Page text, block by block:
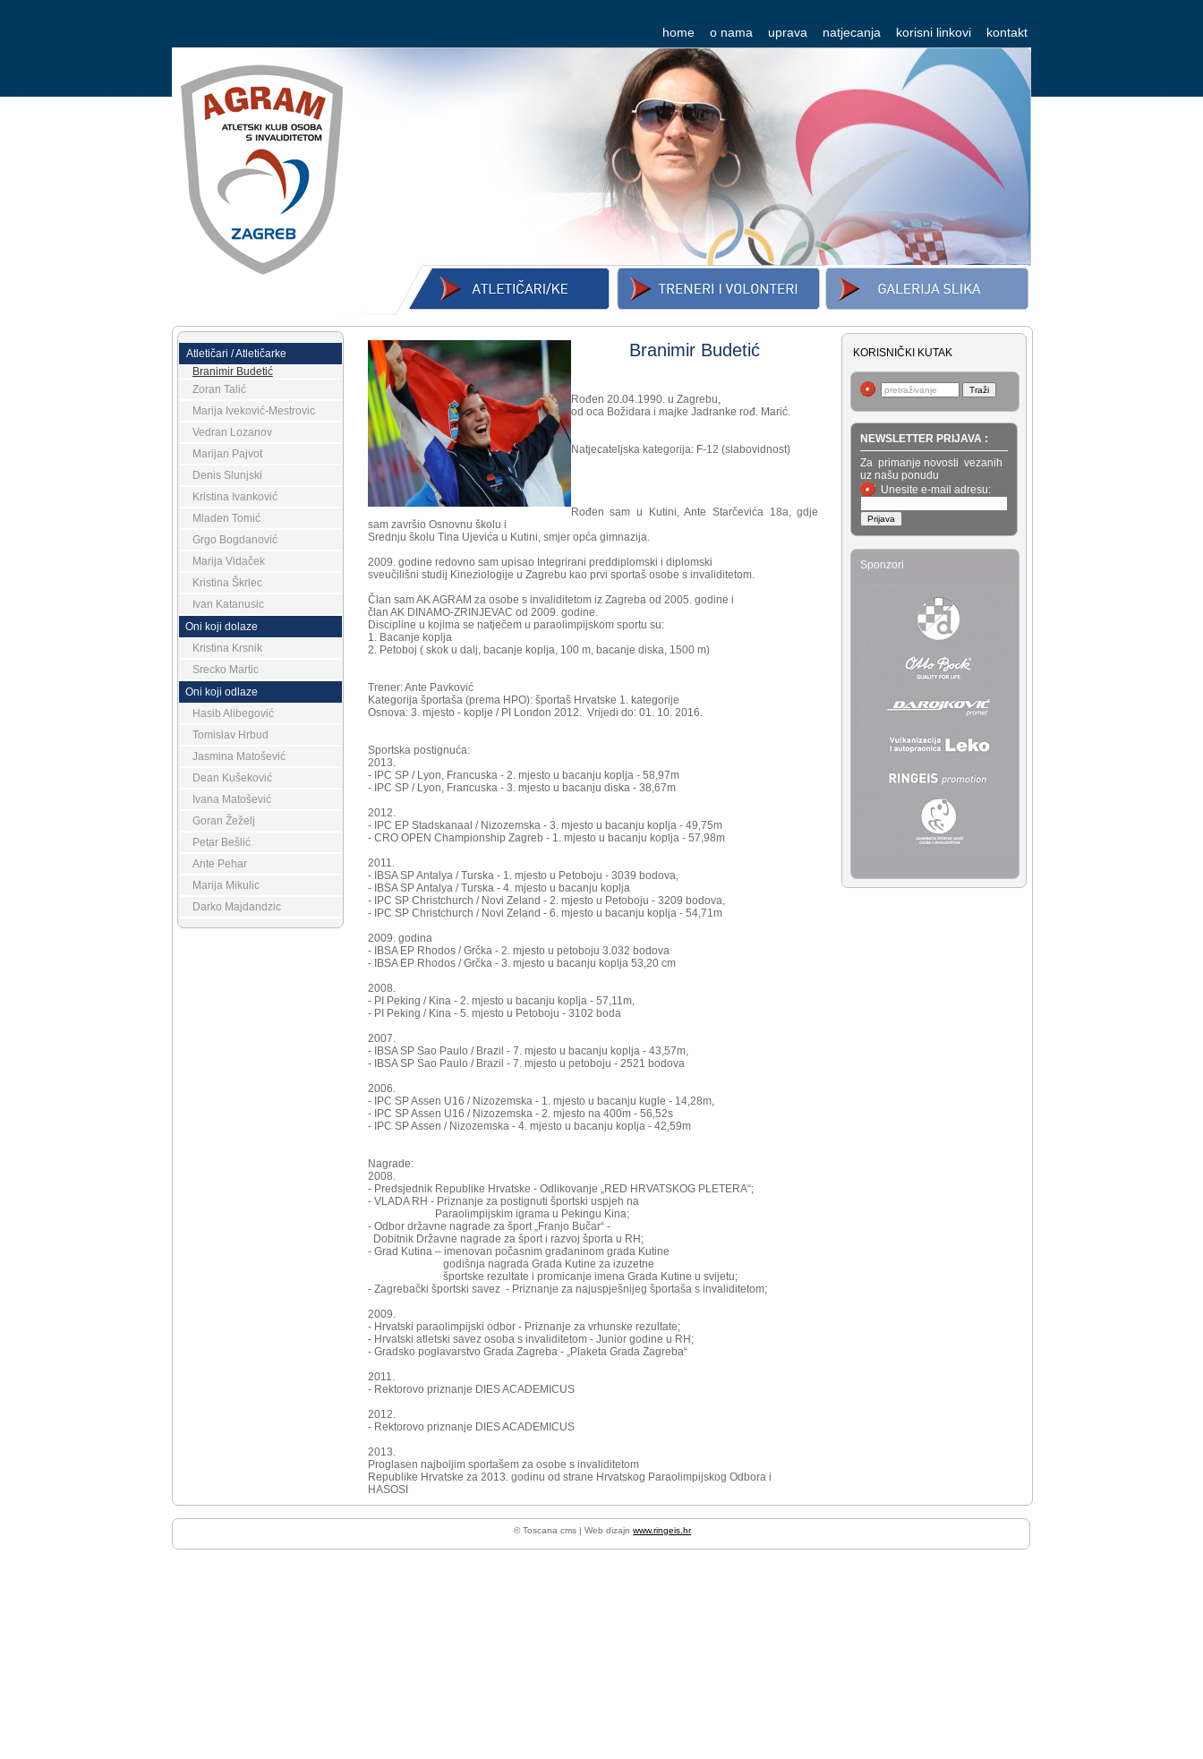
home o nama uprava natjecanja korisni linkovi kontakt
Branimir Budetić
Rođen 20.04.1990. u Zagrebu,
od oca Božidara i majke Jadranke rođ. Marić.
Natjecateljska kategorija: F-12 (slabovidnost)
Rođen sam u Kutini, Ante Starčevića 18a, gdje
sam završio Osnovnu školu i
Srednju školu Tina Ujevića u Kutini, smjer opća gimnazija.
2009. godine redovno sam upisao Integrirani preddiplomski i diplomski
sveučilišni studij Kineziologije u Zagrebu kao prvi sportaš osobe s invaliditetom.
Član sam AK AGRAM za osobe s invaliditetom iz Zagreba od 2005. godine i
član AK DINAMO-ZRINJEVAC od 2009. godine.
Discipline u kojima se natječem u paraolimpijskom sportu su:
1. Bacanje koplja
2. Petoboj ( skok u dalj, bacanje koplja, 100 m, bacanje diska, 1500 m)
Trener: Ante Pavković
Kategorija športaša (prema HPO): športaš Hrvatske 1. kategorije
Osnova: 3. mjesto - koplje / PI London 2012. Vrijedi do: 01. 10. 2016.
Sportska postignuća:
2013.
- IPC SP / Lyon, Francuska - 2. mjesto u bacanju koplja - 58,97m
- IPC SP / Lyon, Francuska - 3. mjesto u bacanju diska - 38,67m
2012.
- IPC EP Stadskanaal / Nizozemska - 3. mjesto u bacanju koplja - 49,75m
- CRO OPEN Championship Zagreb - 1. mjesto u bacanju koplja - 57,98m
2011.
- IBSA SP Antalya / Turska - 1. mjesto u Petoboju - 3039 bodova,
- IBSA SP Antalya / Turska - 4. mjesto u bacanju koplja
- IPC SP Christchurch / Novi Zeland - 2. mjesto u Petoboju - 3209 bodova,
- IPC SP Christchurch / Novi Zeland - 6. mjesto u bacanju koplja - 54,71m
2009. godina
- IBSA EP Rhodos / Grčka - 2. mjesto u petoboju 3.032 bodova
- IBSA EP Rhodos / Grčka - 3. mjesto u bacanju koplja 53,20 cm
2008.
- PI Peking / Kina - 2. mjesto u bacanju koplja - 57,11m,
- PI Peking / Kina - 5. mjesto u Petoboju - 3102 boda
2007.
- IBSA SP Sao Paulo / Brazil - 7. mjesto u bacanju koplja - 43,57m,
- IBSA SP Sao Paulo / Brazil - 7. mjesto u petoboju - 2521 bodova
2006.
- IPC SP Assen U16 / Nizozemska - 1. mjesto u bacanju kugle - 14,28m,
- IPC SP Assen U16 / Nizozemska - 2. mjesto na 400m - 56,52s
- IPC SP Assen / Nizozemska - 4. mjesto u bacanju koplja - 42,59m
Nagrade:
2008.
- Predsjednik Republike Hrvatske - Odlikovanje „RED HRVATSKOG PLETERA“;
- VLADA RH - Priznanje za postignuti športski uspjeh na
Paraolimpijskim igrama u Pekingu Kina;
- Odbor državne nagrade za šport „Franjo Bučar“ -
Dobitnik Državne nagrade za šport i razvoj športa u RH;
- Grad Kutina – imenovan počasnim građaninom grada Kutine
godišnja nagrada Grada Kutine za izuzetne
športske rezultate i promicanje imena Grada Kutine u svijetu;
- Zagrebački športski savez - Priznanje za najuspješnijeg športaša s invaliditetom;
2009.
- Hrvatski paraolimpijski odbor - Priznanje za vrhunske rezultate;
- Hrvatski atletski savez osoba s invaliditetom - Junior godine u RH;
- Gradsko poglavarstvo Grada Zagreba - „Plaketa Grada Zagreba“
2011.
- Rektorovo priznanje DIES ACADEMICUS
2012.
- Rektorovo priznanje DIES ACADEMICUS
2013.
Proglasen najboljim sportašem za osobe s invaliditetom
Republike Hrvatske za 2013. godinu od strane Hrvatskog Paraolimpijskog Odbora i
HASOSI
Atletičari / Atletičarke
Branimir Budetić
Zoran Talić
Marija Iveković-Mestrovic
Vedran Lozanov
Marijan Pajvot
Denis Slunjski
Kristina Ivanković
Mladen Tomić
Grgo Bogdanović
Marija Vidaček
Kristina Škrlec
Ivan Katanusic
Oni koji dolaze
Kristina Krsnik
Srecko Martic
Oni koji odlaze
Hasib Alibegović
Tomislav Hrbud
Jasmina Matošević
Dean Kušeković
Ivana Matošević
Goran Žeželj
Petar Bešlić
Ante Pehar
Marija Mikulic
Darko Majdandzic
KORISNIČKI KUTAK
NEWSLETTER PRIJAVA :
Za primanje novosti vezanih
uz našu ponudu
Unesite e-mail adresu:
Sponzori
© Toscana cms | Web dizajnwww.ringeis.hr